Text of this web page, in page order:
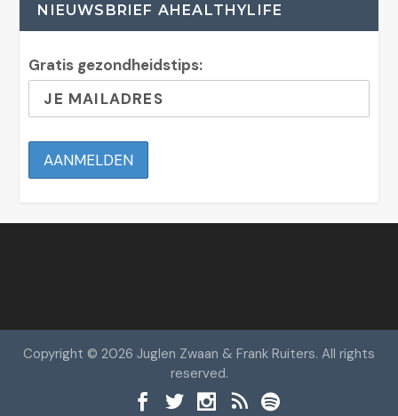
NIEUWSBRIEF AHEALTHYLIFE
Gratis gezondheidstips:
Copyright © 2026 Juglen Zwaan & Frank Ruiters. All rights
reserved.